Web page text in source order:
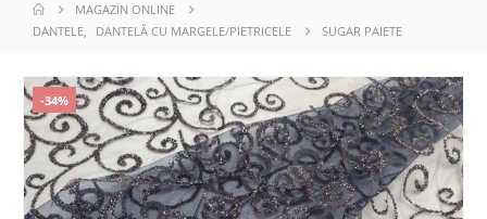
MAGAZIN ONLINE
DANTELE, DANTELĂ CU MARGELE/PIETRICELE SUGAR PAIETE
-34%